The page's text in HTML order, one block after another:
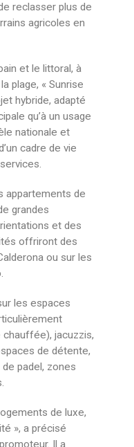
reclasser plus de
agricoles en
et le littoral, à
plage, « Sunrise
hybride, adapté
qu’à un usage
nationale et
cadre de vie
appartements de
grandes
et des
offriront des
ou sur les
les espaces
jacuzzis,
de détente,
padel, zones
de luxe,
», a précisé
Il a